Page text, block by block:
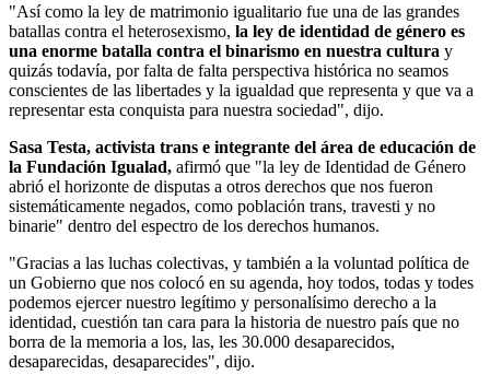
"Así como la ley de matrimonio igualitario fue una de las grandes
batallas contra el heterosexismo, la ley de identidad de género es
una enorme batalla contra el binarismo en nuestra cultura y
quizás todavía, por falta de falta perspectiva histórica no seamos
conscientes de las libertades y la igualdad que representa y que va a
representar esta conquista para nuestra sociedad", dijo.
Sasa Testa, activista trans e integrante del área de educación de
la Fundación Igualad, afirmó que "la ley de Identidad de Género
abrió el horizonte de disputas a otros derechos que nos fueron
sistemáticamente negados, como población trans, travesti y no
binarie" dentro del espectro de los derechos humanos.
"Gracias a las luchas colectivas, y también a la voluntad política de
un Gobierno que nos colocó en su agenda, hoy todos, todas y todes
podemos ejercer nuestro legítimo y personalísimo derecho a la
identidad, cuestión tan cara para la historia de nuestro país que no
borra de la memoria a los, las, les 30.000 desaparecidos,
desaparecidas, desaparecides", dijo.